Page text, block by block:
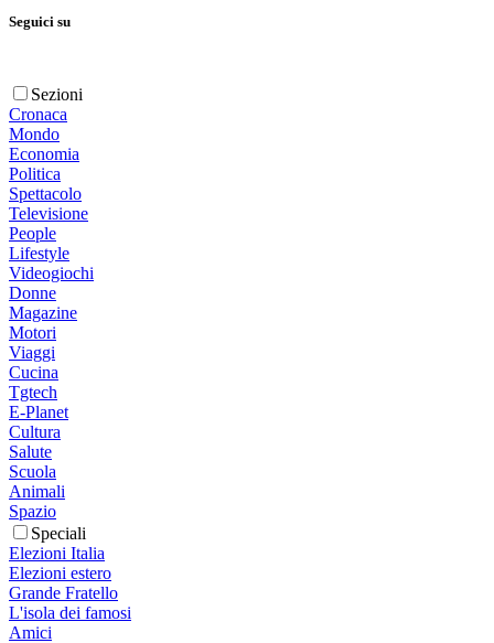
Seguici su
Sezioni
Cronaca
Mondo
Economia
Politica
Spettacolo
Televisione
People
Lifestyle
Videogiochi
Donne
Magazine
Motori
Viaggi
Cucina
Tgtech
E-Planet
Cultura
Salute
Scuola
Animali
Spazio
Speciali
Elezioni Italia
Elezioni estero
Grande Fratello
L'isola dei famosi
Amici